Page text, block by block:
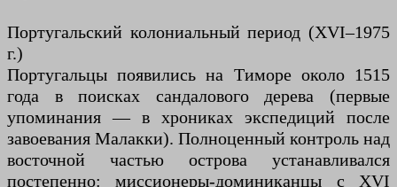
Португальский колониальный период (XVI–1975
г.)
Португальцы появились на Тиморе около 1515
года в поисках сандалового дерева (первые
упоминания — в хрониках экспедиций после
завоевания Малакки). Полноценный контроль над
восточной частью острова устанавливался
постепенно: миссионеры-доминиканцы с XVI